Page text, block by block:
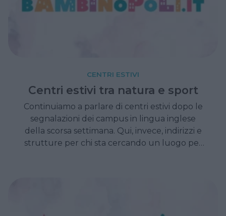
CENTRI ESTIVI
Centri estivi tra natura e sport
Continuiamo a parlare di centri estivi dopo le
segnalazioni dei campus in lingua inglese
della scorsa settimana. Qui, invece, indirizzi e
strutture per chi sta cercando un luogo per